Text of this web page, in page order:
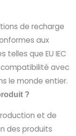
de recharge
aux
que EU IEC
compatibilité avec
le monde entier.
?
et de
des produits